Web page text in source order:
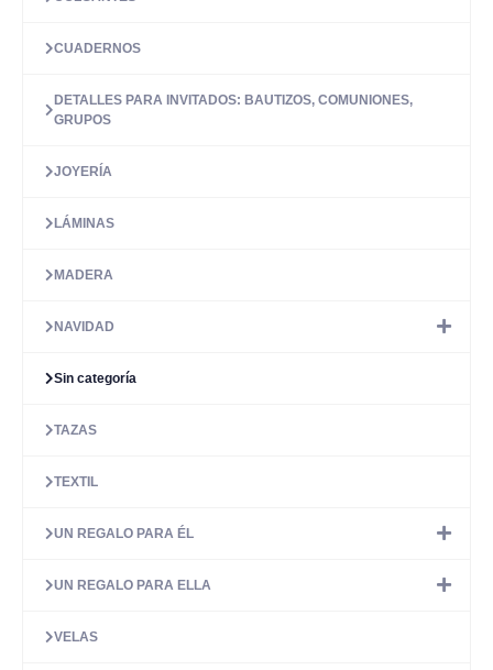
CUADERNOS
DETALLES PARA INVITADOS: BAUTIZOS, COMUNIONES,
GRUPOS
JOYERÍA
LÁMINAS
MADERA
NAVIDAD
Sin categoría
TAZAS
TEXTIL
UN REGALO PARA ÉL
UN REGALO PARA ELLA
VELAS